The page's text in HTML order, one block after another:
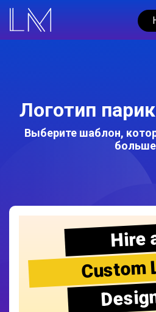
Логотип
Выберите шаблон,
Hire
Custom